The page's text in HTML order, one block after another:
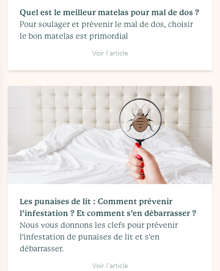
Quel est le meilleur matelas pour mal de dos ?
Pour soulager et prévenir le mal de dos, choisir
le bon matelas est primordial
Voir l'article
Les punaises de lit : Comment prévenir
l’infestation ? Et comment s’en débarrasser ?
Nous vous donnons les clefs pour prévenir
l'infestation de punaises de lit et s'en
débarrasser.
Voir l'article